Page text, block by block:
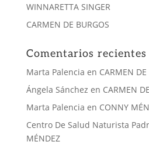
WINNARETTA SINGER
CARMEN DE BURGOS
Comentarios recientes
Marta Palencia en CARMEN DE
Ángela Sánchez en CARMEN
Marta Palencia en CONNY
Centro De Salud Naturista
MÉNDEZ